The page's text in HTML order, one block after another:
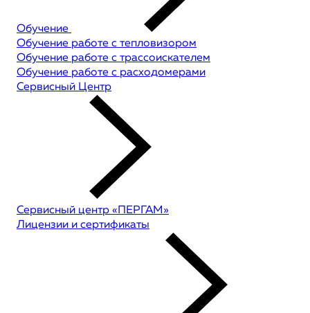
Обучение
Обучение работе с тепловизором
Обучение работе с трассоискателем
Обучение работе с расходомерами
Сервисный Центр
Сервисный центр «ПЕРГАМ»
Лицензии и сертификаты